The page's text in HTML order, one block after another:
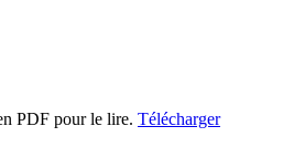
PDF pour le lire. Télécharger